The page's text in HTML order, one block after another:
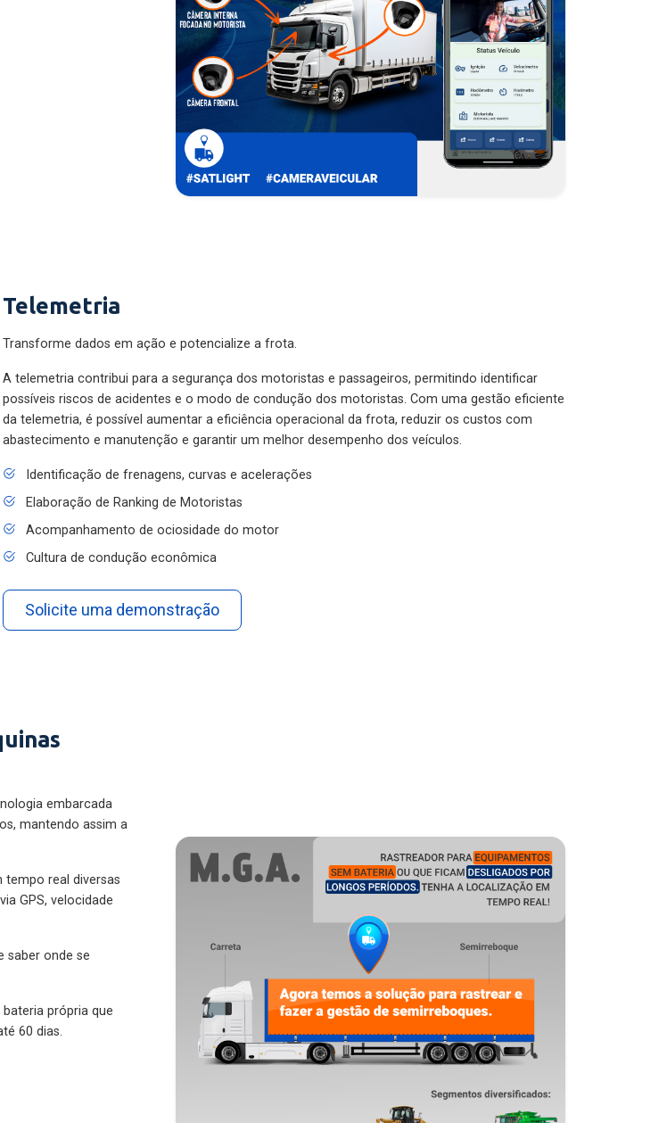
Telemetria
Transforme dados em ação e potencialize a frota.
A telemetria contribui para a segurança dos motoristas e passageiros, permitindo identificar
possíveis riscos de acidentes e o modo de condução dos motoristas. Com uma gestão eficiente
da telemetria, é possível aumentar a eficiência operacional da frota, reduzir os custos com
abastecimento e manutenção e garantir um melhor desempenho dos veículos.
Identificação de frenagens, curvas e acelerações
Elaboração de Ranking de Motoristas
Acompanhamento de ociosidade do motor
Cultura de condução econômica
Solicite uma demonstração
embarcada
mantendo assim a
real diversas
GPS, velocidade
saber onde se
própria que
60 dias.